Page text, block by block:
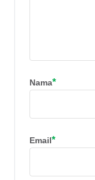
Nama*
Email*